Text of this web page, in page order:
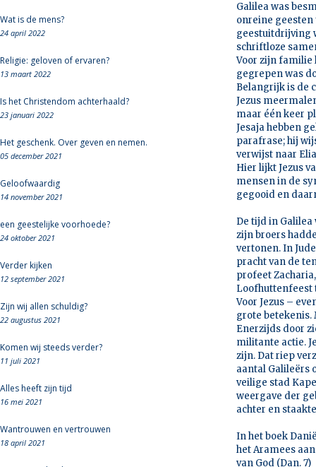
Wat is de mens?
24 april 2022
Religie: geloven of ervaren?
13 maart 2022
Is het Christendom achterhaald?
23 januari 2022
Het geschenk. Over geven en nemen.
05 december 2021
Geloofwaardig
14 november 2021
een geestelijke voorhoede?
24 oktober 2021
Verder kijken
12 september 2021
Zijn wij allen schuldig?
22 augustus 2021
Komen wij steeds verder?
11 juli 2021
Alles heeft zijn tijd
16 mei 2021
Wantrouwen en vertrouwen
18 april 2021
Galilea was
onreine geesten
geestuitdrijving
schriftloze
Voor zijn familie
gegrepen was
Belangrijk is de
Jezus
maar één keer
Jesaja hebben
parafrase; hij
verwijst naar
Hier lijkt Jezus
mensen in de
gegooid en
De tijd in
zijn broers
vertonen. In
pracht van de
profeet
Loofhuttenfeest
Voor Jezus –
grote betekenis.
Enerzijds door
militante actie.
zijn. Dat riep
aantal Galileërs
veilige stad
weergave der
achter en
In het boek
het Aramees
van God (Dan. 7)